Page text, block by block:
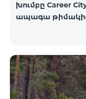
խումբը Career
ապագա